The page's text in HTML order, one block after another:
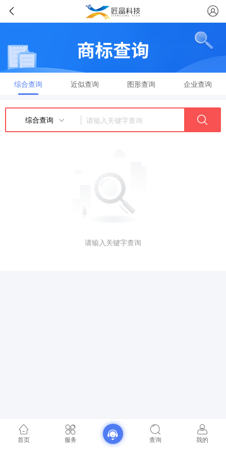
综合查询 近似查询 图形查询 企业查询
综合查询
请输入关键字查询
首页 服务 查询 我的